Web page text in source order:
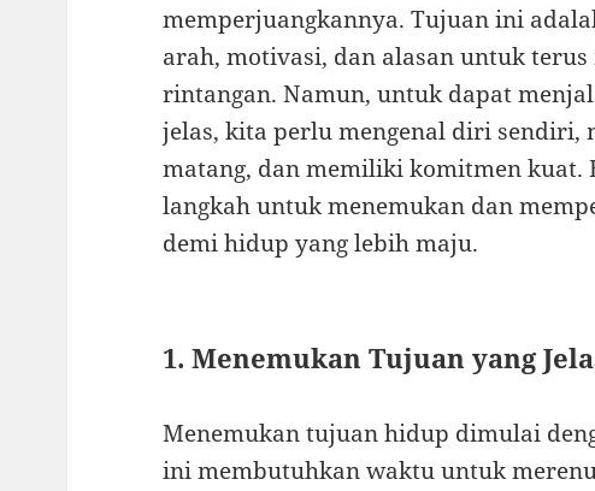
memperjuangkannya. Tujuan ini
arah, motivasi, dan alasan untuk
rintangan. Namun, untuk dapat
jelas, kita perlu mengenal diri sendiri,
matang, dan memiliki komitmen kuat.
langkah untuk menemukan dan
demi hidup yang lebih maju.
1. Menemukan Tujuan yang
Menemukan tujuan hidup dimulai
ini membutuhkan waktu untuk